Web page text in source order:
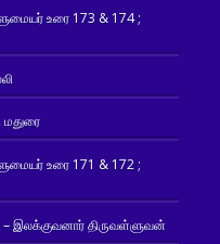
உரை 173 & 174 ;
உரை 171 & 172 ;
– இலக்குவனார் திருவள்ளுவன்